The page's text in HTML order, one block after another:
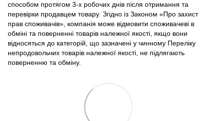
способом протягом 3-х робочих днів після отримання та
перевірки продавцем товару. Згідно із Законом «Про захист
прав споживачів», компанія може відмовити споживачеві в
обміні та поверненні товарів належної якості, якщо вони
відносяться до категорій, що зазначені у чинному Переліку
непродовольчих товарів належної якості, не підлягають
поверненню та обміну.